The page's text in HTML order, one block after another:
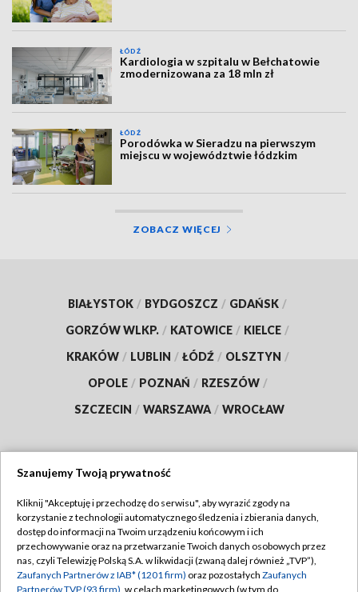
ŁÓDŹ
Kardiologia w szpitalu w Bełchatowie
zmodernizowana za 18 mln zł
ŁÓDŹ
Porodówka w Sieradzu na pierwszym
miejscu w województwie łódzkim
ZOBACZ WIĘCEJ
BIAŁYSTOK / BYDGOSZCZ / GDAŃSK /
GORZÓW WLKP. / KATOWICE / KIELCE /
KRAKÓW / LUBLIN / ŁÓDŹ / OLSZTYN /
OPOLE / POZNAŃ / RZESZÓW /
SZCZECIN / WARSZAWA / WROCŁAW
TVP
Abonament TVP
Emisja w TVP
Regulamin TVP
Polityka prywatności
Szanujemy Twoją prywatność
Kliknij "Akceptuję i przechodzę do serwisu", aby wyrazić zgody na
korzystanie z technologii automatycznego śledzenia i zbierania danych,
dostęp do informacji na Twoim urządzeniu końcowym i ich
przechowywanie oraz na przetwarzanie Twoich danych osobowych przez
nas, czyli Telewizję Polską S.A. w likwidacji (zwaną dalej również „TVP”),
Zaufanych Partnerów z IAB* (1201 firm) oraz pozostałych Zaufanych
Partnerów TVP (93 firm) , w celach marketingowych (w tym do